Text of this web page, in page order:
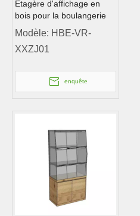
Étagère d'affichage en
bois pour la boulangerie
Modèle: HBE-VR-
XXZJ01
enquête